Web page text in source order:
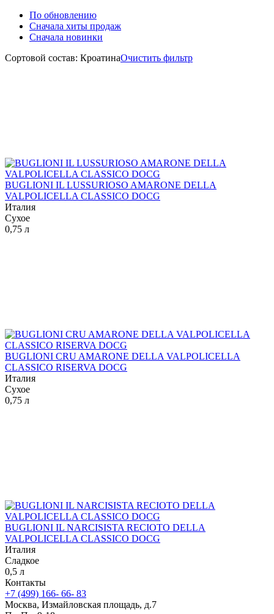
По обновлению
Сначала хиты продаж
Сначала новинки
Сортовой состав: КроатинаОчистить фильтр
BUGLIONI IL LUSSURIOSO AMARONE DELLA
VALPOLICELLA CLASSICO DOCG
Италия
Сухое
0,75 л
BUGLIONI CRU AMARONE DELLA VALPOLICELLA
CLASSICO RISERVA DOCG
Италия
Сухое
0,75 л
BUGLIONI IL NARCISISTA RECIOTO DELLA
VALPOLICELLA CLASSICO DOCG
Италия
Сладкое
0,5 л
Контакты
+7 (499) 166- 66- 83
Москва, Измайловская площадь, д.7